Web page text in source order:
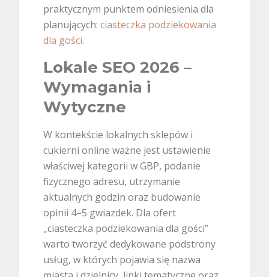
praktycznym punktem odniesienia dla
planujących:ciasteczka podziekowania
dla gości.
Lokale SEO 2026 –
Wymagania i
Wytyczne
W kontekście lokalnych sklepów i
cukierni online ważne jest ustawienie
właściwej kategorii w GBP, podanie
fizycznego adresu, utrzymanie
aktualnych godzin oraz budowanie
opinii 4–5 gwiazdek. Dla ofert
„ciasteczka podziekowania dla gości”
warto tworzyć dedykowane podstrony
usług, w których pojawia się nazwa